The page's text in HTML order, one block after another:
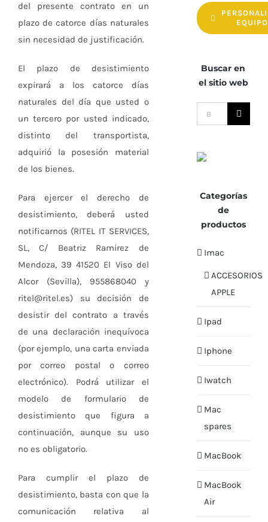
del presente contrato en un
plazo de catorce días naturales
sin necesidad de justificación.
El plazo de desistimiento
expirará a los catorce días
naturales del día que usted o
un tercero por usted indicado,
distinto del transportista,
adquirió la posesión material
de los bienes.
Para ejercer el derecho de
desistimiento, deberá usted
notificarnos (RITEL IT SERVICES,
SL, C/ Beatriz Ramirez de
Mendoza, 39 41520 El Viso del
Alcor (Sevilla), 955868040 y
ritel@ritel.es) su decisión de
desistir del contrato a través
de una declaración inequívoca
(por ejemplo, una carta enviada
por correo postal o correo
electrónico). Podrá utilizar el
modelo de formulario de
desistimiento que figura a
continuación, aunque su uso
no es obligatorio.
Para cumplir el plazo de
desistimiento, basta con que la
comunicación relativa al
EQUIPO
Buscar en
el sitio web
Buscar:
Categorías
de
productos
Imac
ACCESORIOS
APPLE
Ipad
Iphone
Iwatch
Mac
spares
MacBook
MacBook
Air